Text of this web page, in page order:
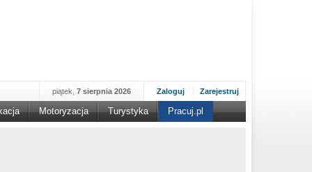
Zaloguj Zarejestruj
piątek, 7 sierpnia 2026
Motoryzacja Turystyka Pracuj.pl